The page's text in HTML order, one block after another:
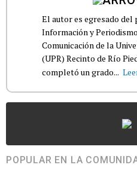
El autor es egresado del
Información y
Comunicación de la
(UPR) Recinto de Río
completó un grado...
POPULAR EN LA